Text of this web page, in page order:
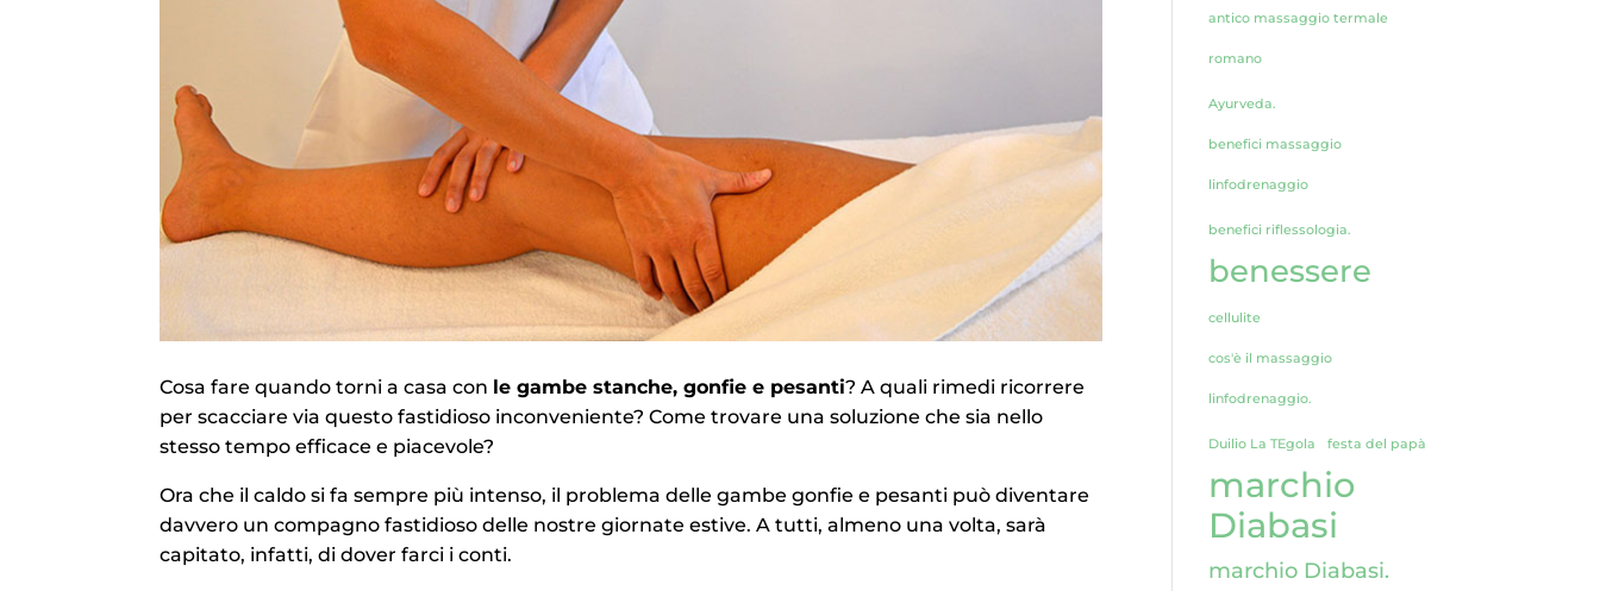
Cosa fare quando torni a casa con le gambe stanche, gonfie e pesanti? A quali rimedi ricorrere
per scacciare via questo fastidioso inconveniente? Come trovare una soluzione che sia nello
stesso tempo efficace e piacevole?
Ora che il caldo si fa sempre più intenso, il problema delle gambe gonfie e pesanti può diventare
davvero un compagno fastidioso delle nostre giornate estive. A tutti, almeno una volta, sarà
capitato, infatti, di dover farci i conti.
antico massaggio termale
romano
Ayurveda.
benefici massaggio
linfodrenaggio
benefici riflessologia.
benessere
cellulite
cos'è il massaggio
linfodrenaggio.
Duilio La TEgola festa del papà
marchio
Diabasi
marchio Diabasi.